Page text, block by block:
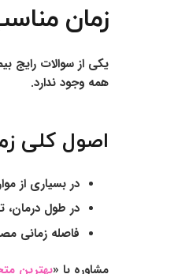
زمان
یکی از سوالات رایج
همه وجود ندارد.
اصول کلی
در بسیاری از
در طول
فاصله زمانی
مشاوره با «بهترین